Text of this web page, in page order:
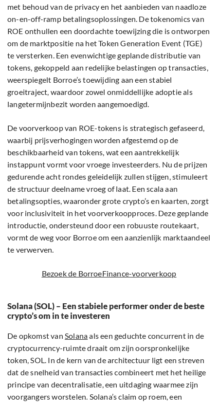
met behoud van de privacy en het aanbieden van naadloze
on-en-off-ramp betalingsoplossingen. De tokenomics van
ROE onthullen een doordachte toewijzing die is ontworpen
om de marktpositie na het Token Generation Event (TGE)
te versterken. Een evenwichtige geplande distributie van
tokens, gekoppeld aan redelijke belastingen op transacties,
weerspiegelt Borroe’s toewijding aan een stabiel
groeitraject, waardoor zowel onmiddellijke adoptie als
langetermijnbezit worden aangemoedigd.
De voorverkoop van ROE-tokens is strategisch gefaseerd,
waarbij prijsverhogingen worden afgestemd op de
beschikbaarheid van tokens, wat een aantrekkelijk
instappunt vormt voor vroege investeerders. Nu de prijzen
gedurende acht rondes geleidelijk zullen stijgen, stimuleert
de structuur deelname vroeg of laat. Een scala aan
betalingsopties, waaronder grote crypto’s en kaarten, zorgt
voor inclusiviteit in het voorverkoopproces. Deze geplande
introductie, ondersteund door een robuuste routekaart,
vormt de weg voor Borroe om een aanzienlijk marktaandeel
te verwerven.
Bezoek de BorroeFinance-voorverkoop
Solana (SOL) – Een stabiele performer onder de beste
crypto’s om in te investeren
De opkomst van Solanaals een geduchte concurrent in de
cryptocurrency-ruimte draait om zijn oorspronkelijke
token, SOL. In de kern van de architectuur ligt een streven
dat de snelheid van transacties combineert met het heilige
principe van decentralisatie, een uitdaging waarmee zijn
voorgangers worstelen. Solana’s claim op roem, een